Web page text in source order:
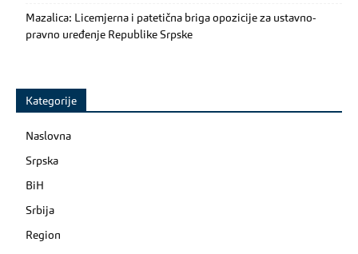
Mazalica: Licemjerna i patetična briga opozicije za ustavno-
pravno uređenje Republike Srpske
Kategorije
Naslovna
Srpska
BiH
Srbija
Region